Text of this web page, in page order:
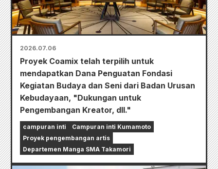
2026.07.06
Proyek Coamix telah terpilih untuk
mendapatkan Dana Penguatan Fondasi
Kegiatan Budaya dan Seni dari Badan Urusan
Kebudayaan, "Dukungan untuk
Pengembangan Kreator, dll."
campuran inti
Campuran inti Kumamoto
Proyek pengembangan artis
Departemen Manga SMA Takamori